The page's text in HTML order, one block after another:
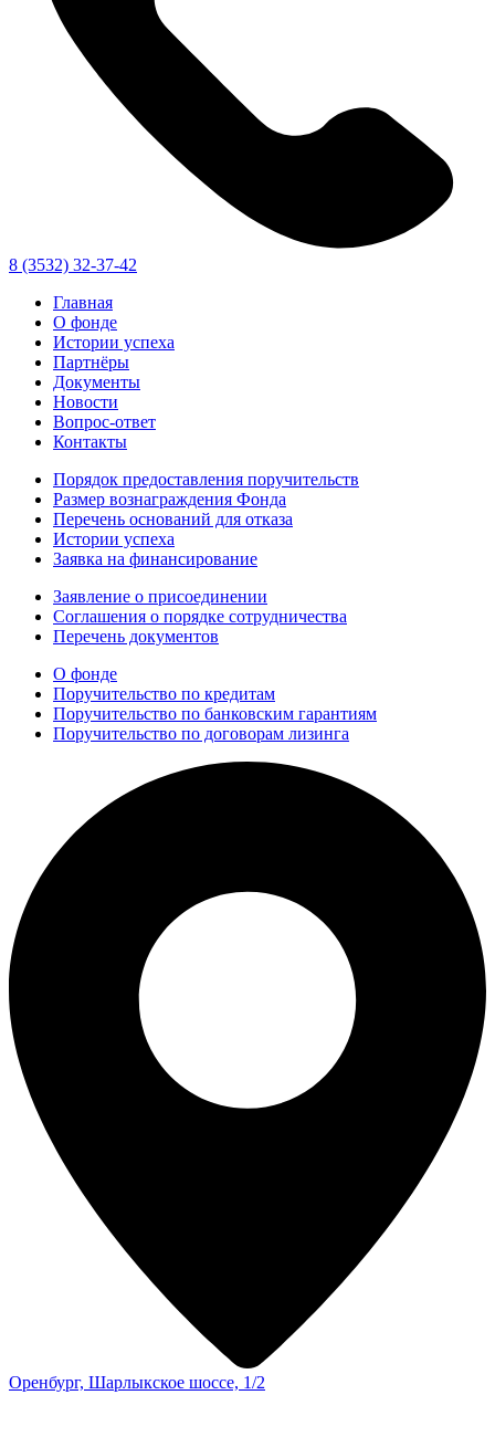
8 (3532) 32-37-42
Главная
О фонде
Истории успеха
Партнёры
Документы
Новости
Вопрос-ответ
Контакты
Порядок предоставления поручительств
Размер вознаграждения Фонда
Перечень оснований для отказа
Истории успеха
Заявка на финансирование
Заявление о присоединении
Соглашения о порядке сотрудничества
Перечень документов
О фонде
Поручительство по кредитам
Поручительство по банковским гарантиям
Поручительство по договорам лизинга
Оренбург, Шарлыкское шоссе, 1/2